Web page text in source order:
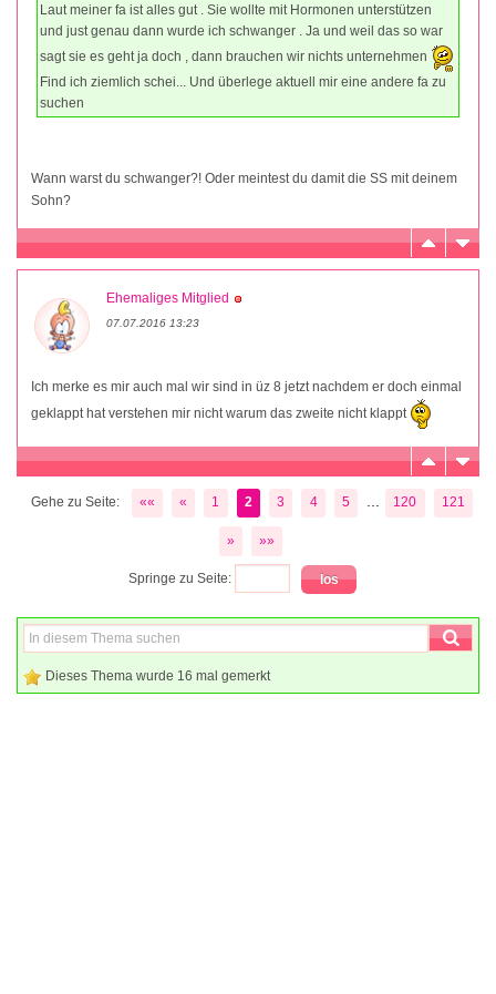
Laut meiner fa ist alles gut . Sie wollte mit Hormonen unterstützen
und just genau dann wurde ich schwanger . Ja und weil das so war
sagt sie es geht ja doch , dann brauchen wir nichts unternehmen
Find ich ziemlich schei... Und überlege aktuell mir eine andere fa zu
suchen
Wann warst du schwanger?! Oder meintest du damit die SS mit deinem
Sohn?
Ehemaliges Mitglied
07.07.2016 13:23
Ich merke es mir auch mal wir sind in üz 8 jetzt nachdem er doch einmal
geklappt hat verstehen mir nicht warum das zweite nicht klappt
Gehe zu Seite: «« « 1 2 3 4 5 ... 120 121
» »»
Springe zu Seite:
Dieses Thema wurde 16 mal gemerkt